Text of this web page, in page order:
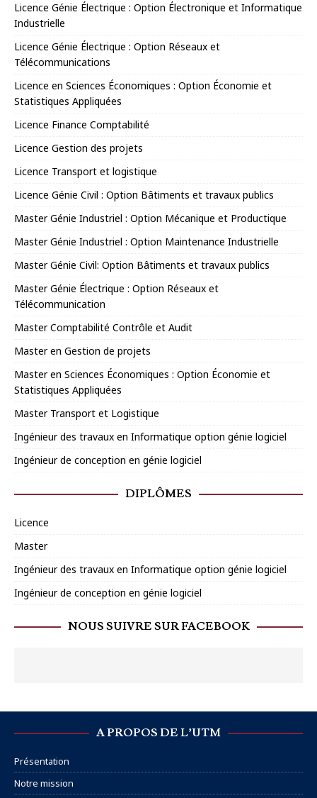
Licence Génie Électrique : Option Électronique et Informatique
Industrielle
Licence Génie Électrique : Option Réseaux et
Télécommunications
Licence en Sciences Économiques : Option Économie et
Statistiques Appliquées
Licence Finance Comptabilité
Licence Gestion des projets
Licence Transport et logistique
Licence Génie Civil : Option Bâtiments et travaux publics
Master Génie Industriel : Option Mécanique et Productique
Master Génie Industriel : Option Maintenance Industrielle
Master Génie Civil: Option Bâtiments et travaux publics
Master Génie Électrique : Option Réseaux et
Télécommunication
Master Comptabilité Contrôle et Audit
Master en Gestion de projets
Master en Sciences Économiques : Option Économie et
Statistiques Appliquées
Master Transport et Logistique
Ingénieur des travaux en Informatique option génie logiciel
Ingénieur de conception en génie logiciel
DIPLÔMES
Licence
Master
Ingénieur des travaux en Informatique option génie logiciel
Ingénieur de conception en génie logiciel
NOUS SUIVRE SUR FACEBOOK
A PROPOS DE L’UTM
Présentation
Notre mission